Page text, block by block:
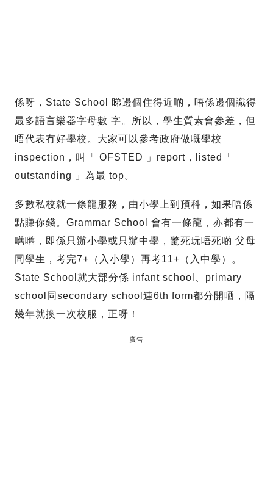
係呀，State School 睇邊個住得近啲，唔係邊個識得
最多語言樂器字母數 字。所以，學生質素會參差，但
唔代表冇好學校。大家可以參考政府做嘅學校
inspection，叫「 OFSTED 」report，listed「
outstanding 」為最 top。
多數私校就一條龍服務，由小學上到預科，如果唔係
點賺你錢。Grammar School 會有一條龍，亦都有一
嚿嚿，即係只辦小學或只辦中學，驚死玩唔死啲 父母
同學生，考完7+（入小學）再考11+（入中學）。
State School就大部分係 infant school、primary
school同secondary school連6th form都分開晒，隔
幾年就換一次校服，正呀！
廣告